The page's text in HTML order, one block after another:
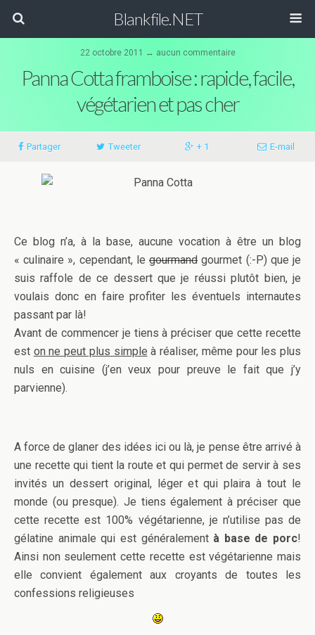
Blankfile.NET
22 octobre 2011 ↔ aucun commentaire
Panna Cotta framboise : rapide, facile,
végétarien et pas cher
Partager Tweeter + 1 E-mail
Ce blog n’a, à la base, aucune vocation à être un blog
« culinaire », cependant, legourmand gourmet (:-P) que je
suis raffole de ce dessert que je réussi plutôt bien, je
voulais donc en faire profiter les éventuels internautes
passant par là!
Avant de commencer je tiens à préciser que cette recette
est on ne peut plus simple à réaliser, même pour les plus
nuls en cuisine (j’en veux pour preuve le fait que j’y
parvienne).
A force de glaner des idées ici ou là, je pense être arrivé à
une recette qui tient la route et qui permet de servir à ses
invités un dessert original, léger et qui plaira à tout le
monde (ou presque). Je tiens également à préciser que
cette recette est 100% végétarienne, je n’utilise pas de
gélatine animale qui est généralement à base de porc!
Ainsi non seulement cette recette est végétarienne mais
elle convient également aux croyants de toutes les
confessions religieuses